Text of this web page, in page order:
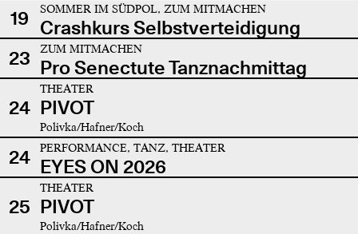
19 SOMMER IM SÜDPOL, ZUM MITMACHEN
Crashkurs Selbstverteidigung
23
ZUM MITMACHEN
Pro Senectute Tanznachmittag
24
THEATER
PIVOT
Polivka/Hafner/Koch
24 PERFORMANCE, TANZ, THEATER
EYES ON 2026
25
THEATER
PIVOT
Polivka/Hafner/Koch